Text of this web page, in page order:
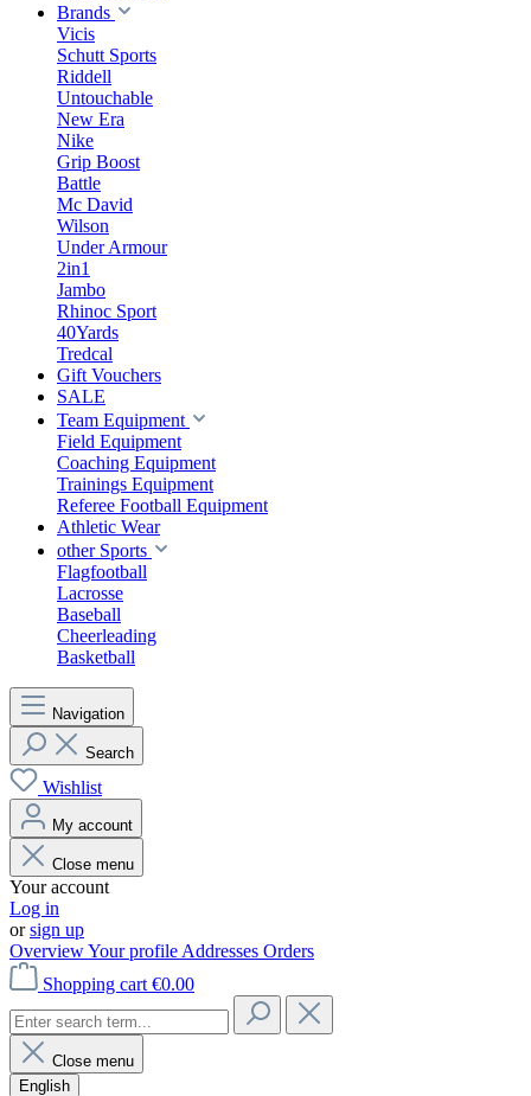
Brands
Vicis
Schutt Sports
Riddell
Untouchable
New Era
Nike
Grip Boost
Battle
Mc David
Wilson
Under Armour
2in1
Jambo
Rhinoc Sport
40Yards
Tredcal
Gift Vouchers
SALE
Team Equipment
Field Equipment
Coaching Equipment
Trainings Equipment
Referee Football Equipment
Athletic Wear
other Sports
Flagfootball
Lacrosse
Baseball
Cheerleading
Basketball
Navigation
Search
Wishlist
My account
Close menu
Your account
Log in
orsign up
OverviewYour profile Addresses Orders
Shopping cart €0.00
Close menu
English